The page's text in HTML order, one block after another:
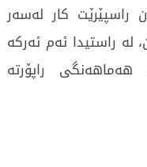
راسپێرێت کار لەسەر
لە راستیدا ئەم ئەرکە
راپۆرتە